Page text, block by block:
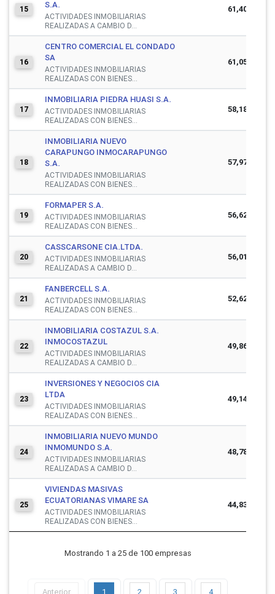
15
S.A.
ACTIVIDADES INMOBILIARIAS
REALIZADAS A CAMBIO D...
61,407,846
16
CENTRO COMERCIAL EL CONDADO
SA
ACTIVIDADES INMOBILIARIAS
REALIZADAS CON BIENES...
61,055,101
17
INMOBILIARIA PIEDRA HUASI S.A.
ACTIVIDADES INMOBILIARIAS
REALIZADAS CON BIENES...
58,188,582
18
INMOBILIARIA NUEVO
CARAPUNGO INMOCARAPUNGO
S.A.
ACTIVIDADES INMOBILIARIAS
REALIZADAS CON BIENES...
57,974,980
19
FORMAPER S.A.
ACTIVIDADES INMOBILIARIAS
REALIZADAS CON BIENES...
56,629,629
20
CASSCARSONE CIA.LTDA.
ACTIVIDADES INMOBILIARIAS
REALIZADAS A CAMBIO D...
56,010,481
21
FANBERCELL S.A.
ACTIVIDADES INMOBILIARIAS
REALIZADAS CON BIENES...
52,628,248
22
INMOBILIARIA COSTAZUL S.A.
INMOCOSTAZUL
ACTIVIDADES INMOBILIARIAS
REALIZADAS A CAMBIO D...
49,863,790
23
INVERSIONES Y NEGOCIOS CIA
LTDA
ACTIVIDADES INMOBILIARIAS
REALIZADAS CON BIENES...
49,141,831
24
INMOBILIARIA NUEVO MUNDO
INMOMUNDO S.A.
ACTIVIDADES INMOBILIARIAS
REALIZADAS A CAMBIO D...
48,787,294
25
VIVIENDAS MASIVAS
ECUATORIANAS VIMARE SA
ACTIVIDADES INMOBILIARIAS
REALIZADAS CON BIENES...
44,832,071
Mostrando 1 a 25 de 100 empresas